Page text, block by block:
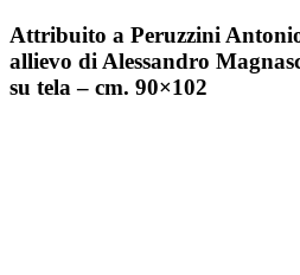
Attribuito a Peruzzini
allievo di Alessandro
su tela – cm. 90×102